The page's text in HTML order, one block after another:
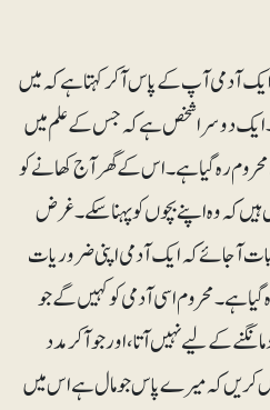
آدمی آپ کے پاس آکر کہتا ہے کہ میں
ایک دوسرا شخص ہے کہ جس کے علم میں
رہ گیا ہے۔ اس کے گھر آج کھانے کو
کہ وہ اپنے بچوں کو پہنا سکے۔ غرض
آجائے کہ ایک آدمی اپنی ضروریات
ہے۔ محروم اسی آدمی کو کہیں گے جو
کے لیے نہیں آتا، اور جو آکر مدد
کہ میرے پاس جو مال ہے اس میں